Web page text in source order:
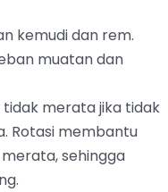
kemudi dan rem.
muatan dan
tidak merata jika tidak
Rotasi membantu
sehingga